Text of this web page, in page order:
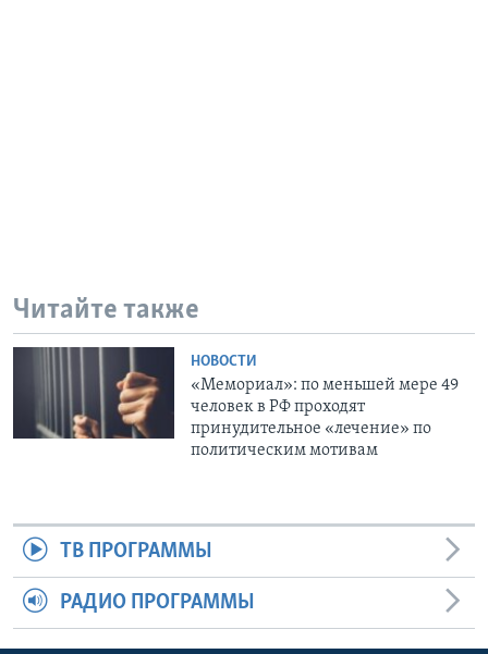
Читайте также
НОВОСТИ
«Мемориал»: по меньшей мере 49
человек в РФ проходят
принудительное «лечение» по
политическим мотивам
ТВ ПРОГРАММЫ
РАДИО ПРОГРАММЫ